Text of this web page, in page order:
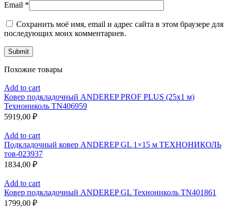
Email *
Сохранить моё имя, email и адрес сайта в этом браузере для
последующих моих комментариев.
Похожие товары
Add to cart
Ковер подкладочный ANDEREP PROF PLUS (25х1 м)
Технониколь TN406959
5919,00 ₽
Add to cart
Подкладочный ковер ANDEREP GL 1×15 м ТЕХНОНИКОЛЬ
тов-023937
1834,00 ₽
Add to cart
Ковер подкладочный ANDEREP GL Технониколь TN401861
1799,00 ₽